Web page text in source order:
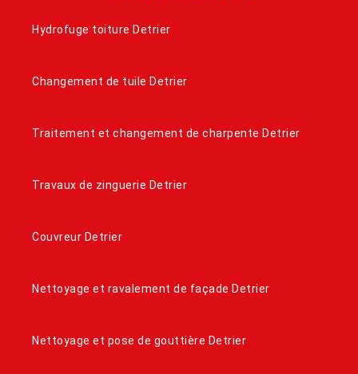
Hydrofuge toiture Detrier
Changement de tuile Detrier
Traitement et changement de charpente Detrier
Travaux de zinguerie Detrier
Couvreur Detrier
Nettoyage et ravalement de façade Detrier
Nettoyage et pose de gouttière Detrier